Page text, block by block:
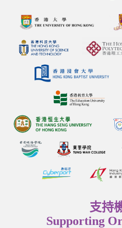
支持
Supporting